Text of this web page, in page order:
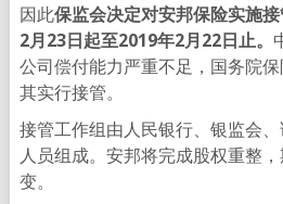
因此保监会决定对安邦保险实施
2月23日起至2019年2月22日止。
公司偿付能力严重不足，国务院
其实行接管。
接管工作组由人民银行、银监会
人员组成。安邦将完成股权重整
变。